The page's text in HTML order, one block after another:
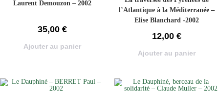
Laurent Demouzon – 2002
35,00 €
Ajouter au panier
l’Atlantique à la Méditerranée –
Elise Blanchard -2002
12,00 €
Ajouter au panier